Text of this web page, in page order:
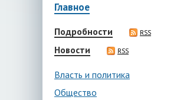
Главное
Подробности RSS
Новости RSS
Власть и политика
Общество